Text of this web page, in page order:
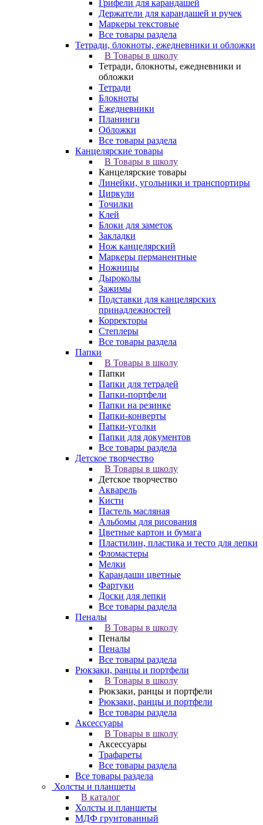
Грифели для карандашей
Держатели для карандашей и ручек
Маркеры текстовые
Все товары раздела
Тетради, блокноты, ежедневники и обложки
В Товары в школу
Тетради, блокноты, ежедневники и
обложки
Тетради
Блокноты
Ежедневники
Планинги
Обложки
Все товары раздела
Канцелярские товары
В Товары в школу
Канцелярские товары
Линейки, угольники и транспортиры
Циркули
Точилки
Клей
Блоки для заметок
Закладки
Нож канцелярский
Маркеры перманентные
Ножницы
Дыроколы
Зажимы
Подставки для канцелярских
принадлежностей
Корректоры
Степлеры
Все товары раздела
Папки
В Товары в школу
Папки
Папки для тетрадей
Папки-портфели
Папки на резинке
Папки-конверты
Папки-уголки
Папки для документов
Все товары раздела
Детское творчество
В Товары в школу
Детское творчество
Акварель
Кисти
Пастель масляная
Альбомы для рисования
Цветные картон и бумага
Пластилин, пластика и тесто для лепки
Фломастеры
Мелки
Карандаши цветные
Фартуки
Доски для лепки
Все товары раздела
Пеналы
В Товары в школу
Пеналы
Пеналы
Все товары раздела
Рюкзаки, ранцы и портфели
В Товары в школу
Рюкзаки, ранцы и портфели
Рюкзаки, ранцы и портфели
Все товары раздела
Аксессуары
В Товары в школу
Аксессуары
Трафареты
Все товары раздела
Все товары раздела
Холсты и планшеты
В каталог
Холсты и планшеты
МДФ грунтованный